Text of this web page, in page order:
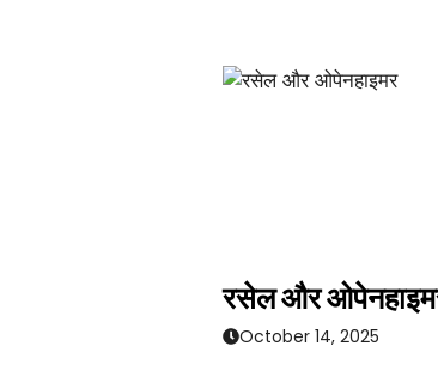
रसेल और
October 14, 2025